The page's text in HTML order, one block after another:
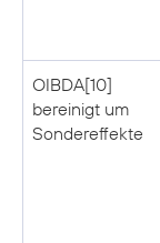
OIBDA[10]
bereinigt um
Sondereffekte